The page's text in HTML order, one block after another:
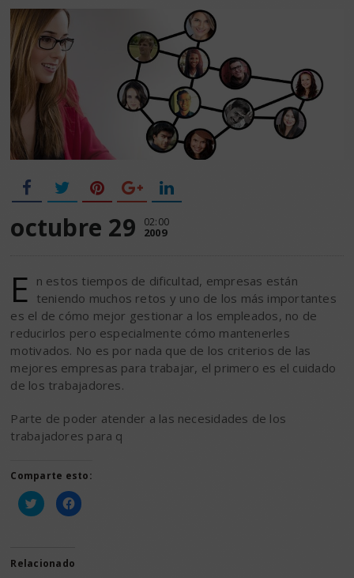
octubre 29 02:00
2009
E n estos tiempos de dificultad, empresas están
teniendo muchos retos y uno de los más importantes
es el de cómo mejor gestionar a los empleados, no de
reducirlos pero especialmente cómo mantenerles
motivados. No es por nada que de los criterios de las
mejores empresas para trabajar, el primero es el cuidado
de los trabajadores.
Parte de poder atender a las necesidades de los
trabajadores para q
Comparte esto:
Haz
clic
(Se
abre
Haz
clic
Relacionado